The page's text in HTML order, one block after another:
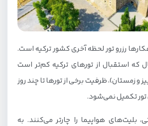
رزرو تور لحظه آخری کشور ترکیه است.
که استقبال از تورهای ترکیه کم‌تر است
و زمستان)، ظرفیت برخی از تورها تا چند روز
تور تکمیل نمی‌شود.
بلیت‌های هواپیما را چارتر می‌کنند. به